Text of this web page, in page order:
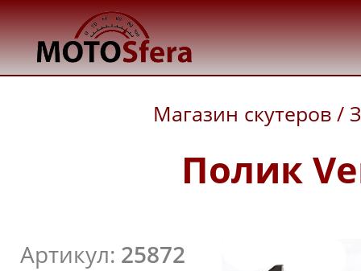
Магазин скутеров /
Полик
Артикул: 25872